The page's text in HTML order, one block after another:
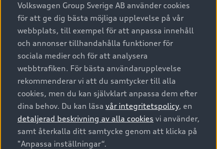
A6 modellerna
SUV
Avant
Audi Sport
Privatleasing
Nya bilar i lager
Begagnade bilar i lager
Audi approved :plus - så gott som nya
Finansiering
Audi exclusive
Provkörning
Service & tillbehör
Audi digital services
Originaltillbehör - köp online
Garantier
Försäkring
Digitala manualer för din Audi
Audi Collection – livsstilsartiklar
Tjänstebil
Tjänstebil
Business lease online
Företagsleasing
Om Audi Sverige
Kontakta oss
Audi Återförsäljare/-serviceverkstad
myAudi
Pressmeddelanden
© 2026 AUDI SVERIGE. All Rights Reserved.
Utgivare Juridiskt
Juridiskt Audi AG
Volkswagen Group Sverige AB använder cookies
för att ge dig bästa möjliga upplevelse på vår
webbplats, till exempel för att anpassa innehåll
och annonser tillhandahålla funktioner för
sociala medier och för att analysera
webbtrafiken. För bästa användarupplevelse
rekommenderar vi att du samtycker till alla
cookies, men du kan självklart anpassa dem efter
dina behov. Du kan läsa vår integritetspolicy, en
detaljerad beskrivning av alla cookies vi använder,
samt återkalla ditt samtycke genom att klicka på
"Anpassa inställningar“.